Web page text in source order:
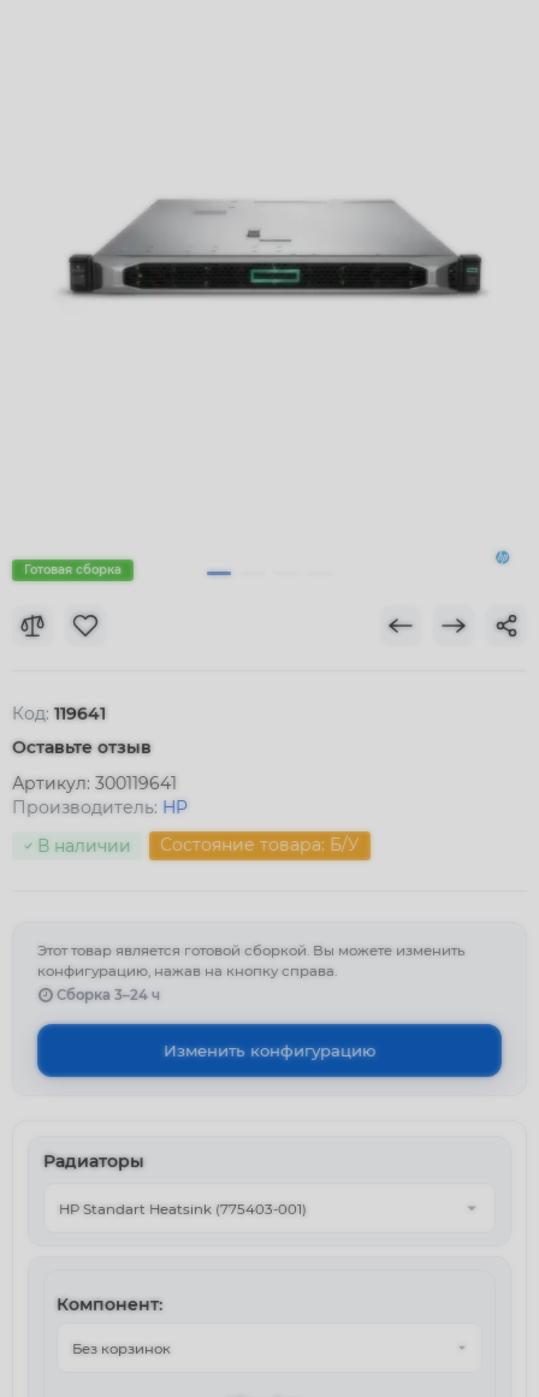
Готовая сборка
Код: 119641
Оставьте отзыв
Артикул: 300119641
Производитель: HP
В наличии
Состояние товара: Б/У
Этот товар является готовой сборкой. Вы можете изменить
конфигурацию, нажав на кнопку справа.
Сборка 3–24 ч
Изменить конфигурацию
Радиаторы